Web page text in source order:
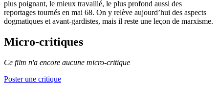
plus poignant, le mieux travaillé, le plus profond aussi des
reportages tournés en mai 68. On y relève aujourd’hui des aspects
dogmatiques et avant-gardistes, mais il reste une leçon de marxisme.
Micro-critiques
Ce film n'a encore aucune micro-critique
Poster une critique